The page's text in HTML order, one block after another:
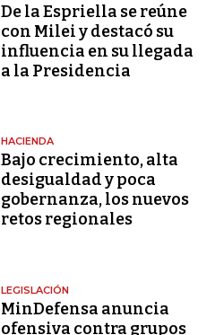
De la Espriella se reúne
con Milei y destacó su
influencia en su llegada
a la Presidencia
HACIENDA
Bajo crecimiento, alta
desigualdad y poca
gobernanza, los nuevos
retos regionales
LEGISLACIÓN
MinDefensa anuncia
ofensiva contra grupos